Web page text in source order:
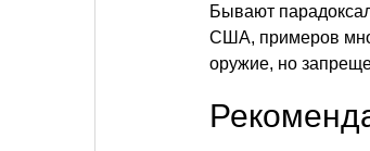
Бывают
США, примеров
оружие, но